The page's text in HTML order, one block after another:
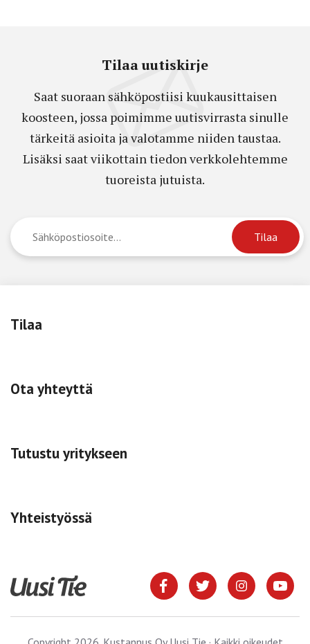
Tilaa uutiskirje
Saat suoraan sähköpostiisi kuukausittaisen
koosteen, jossa poimimme uutisvirrasta sinulle
tärkeitä asioita ja valotamme niiden taustaa.
Lisäksi saat viikottain tiedon verkkolehtemme
tuoreista jutuista.
Tilaa
Ota yhteyttä
Tutustu yritykseen
Yhteistyössä